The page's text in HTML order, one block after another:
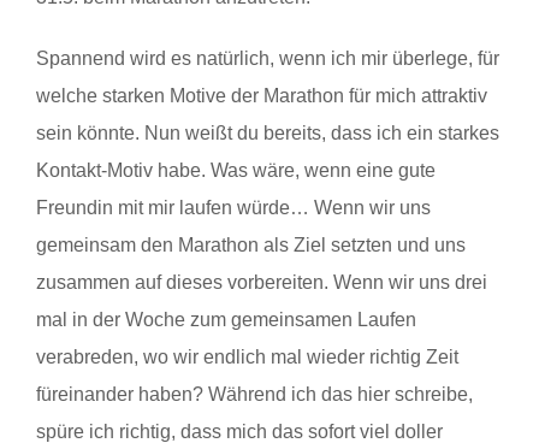
Spannend wird es natürlich, wenn ich mir überlege, für
welche starken Motive der Marathon für mich attraktiv
sein könnte. Nun weißt du bereits, dass ich ein starkes
Kontakt-Motiv habe. Was wäre, wenn eine gute
Freundin mit mir laufen würde… Wenn wir uns
gemeinsam den Marathon als Ziel setzten und uns
zusammen auf dieses vorbereiten. Wenn wir uns drei
mal in der Woche zum gemeinsamen Laufen
verabreden, wo wir endlich mal wieder richtig Zeit
füreinander haben? Während ich das hier schreibe,
spüre ich richtig, dass mich das sofort viel doller